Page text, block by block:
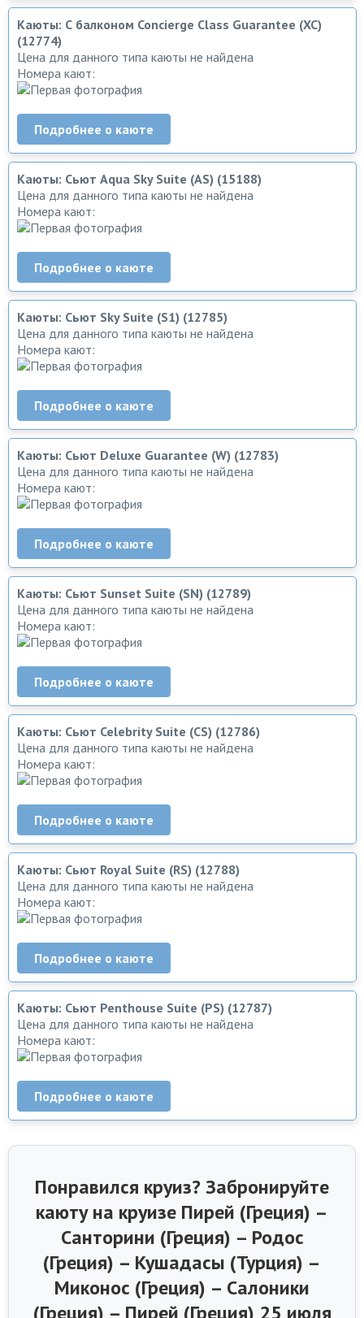
Каюты: С балконом Concierge Class Guarantee (XC)
(12774)
Цена для данного типа каюты не найдена
Номера кают:
Подробнее о каюте
Каюты: Сьют Aqua Sky Suite (AS) (15188)
Цена для данного типа каюты не найдена
Номера кают:
Подробнее о каюте
Каюты: Сьют Sky Suite (S1) (12785)
Цена для данного типа каюты не найдена
Номера кают:
Подробнее о каюте
Каюты: Сьют Deluxe Guarantee (W) (12783)
Цена для данного типа каюты не найдена
Номера кают:
Подробнее о каюте
Каюты: Сьют Sunset Suite (SN) (12789)
Цена для данного типа каюты не найдена
Номера кают:
Подробнее о каюте
Каюты: Сьют Celebrity Suite (CS) (12786)
Цена для данного типа каюты не найдена
Номера кают:
Подробнее о каюте
Каюты: Сьют Royal Suite (RS) (12788)
Цена для данного типа каюты не найдена
Номера кают:
Подробнее о каюте
Каюты: Сьют Penthouse Suite (PS) (12787)
Цена для данного типа каюты не найдена
Номера кают:
Подробнее о каюте
Понравился круиз? Забронируйте
каюту на круизе Пирей (Греция) –
Санторини (Греция) – Родос
(Греция) – Кушадасы (Турция) –
Миконос (Греция) – Салоники
(Греция) – Пирей (Греция) 25 июля